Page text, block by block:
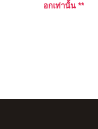
อกเท่านั้น **